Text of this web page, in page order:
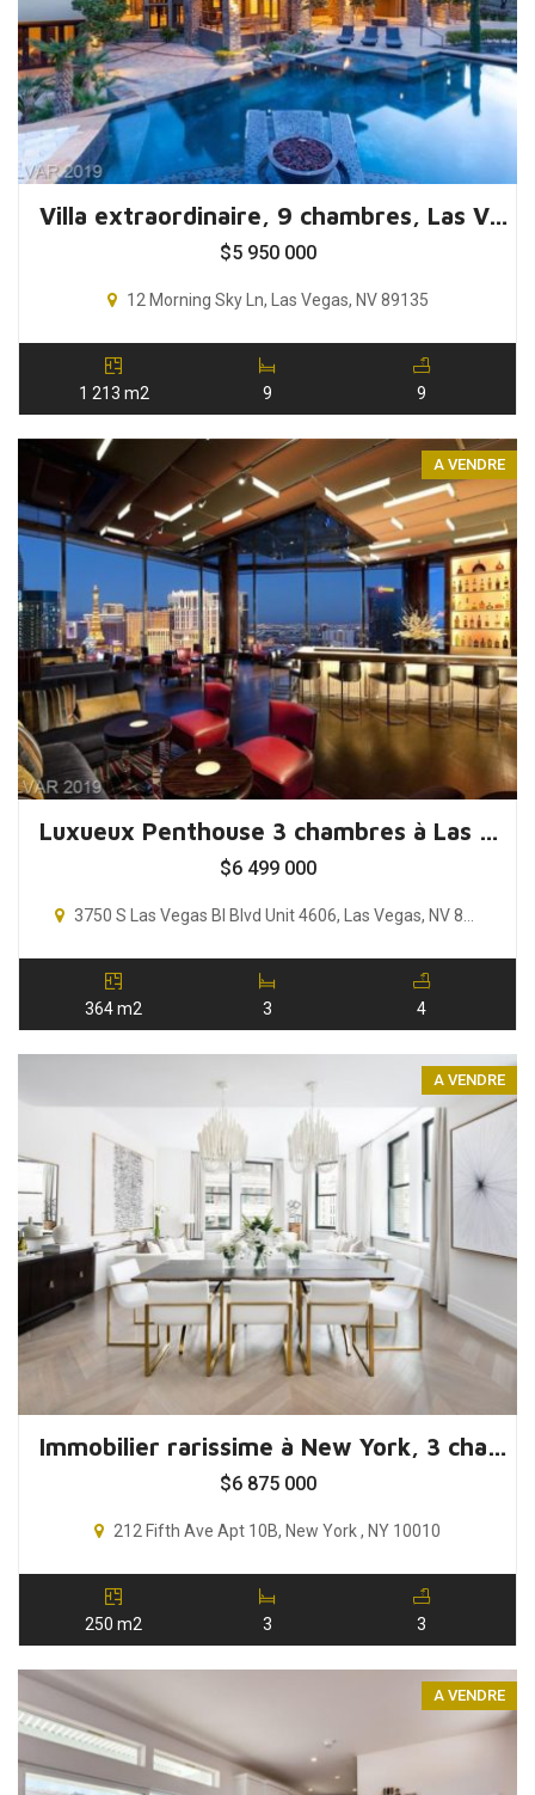
Villa extraordinaire, 9 chambres, Las Vegas, Nevada, USA
$5 950 000
12 Morning Sky Ln, Las Vegas, NV 89135
1 213 m2 9 9
A VENDRE
Luxueux Penthouse 3 chambres à Las Vegas, Nevada, USA
$6 499 000
3750 S Las Vegas Bl Blvd Unit 4606, Las Vegas, NV 89158
364 m2 3 4
A VENDRE
Immobilier rarissime à New York, 3 chambres, Manhattan, USA
$6 875 000
212 Fifth Ave Apt 10B, New York , NY 10010
250 m2 3 3
A VENDRE